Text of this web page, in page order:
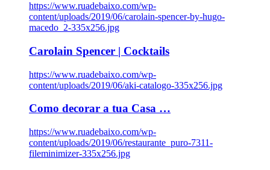
https://www.ruadebaixo.com/wp-
content/uploads/2019/06/carolain-spencer-by-hugo-
macedo_2-335x256.jpg
Carolain Spencer | Cocktails
https://www.ruadebaixo.com/wp-
content/uploads/2019/06/aki-catalogo-335x256.jpg
Como decorar a tua Casa …
https://www.ruadebaixo.com/wp-
content/uploads/2019/06/restaurante_puro-7311-
fileminimizer-335x256.jpg